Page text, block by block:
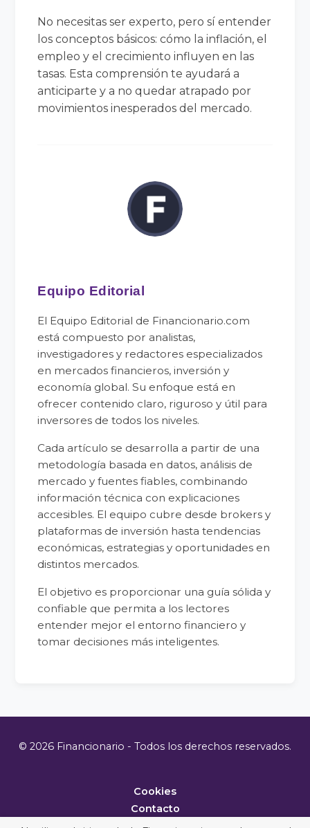
No necesitas ser experto, pero sí entender
los conceptos básicos: cómo la inflación, el
empleo y el crecimiento influyen en las
tasas. Esta comprensión te ayudará a
anticiparte y a no quedar atrapado por
movimientos inesperados del mercado.
Equipo Editorial
El Equipo Editorial de Financionario.com
está compuesto por analistas,
investigadores y redactores especializados
en mercados financieros, inversión y
economía global. Su enfoque está en
ofrecer contenido claro, riguroso y útil para
inversores de todos los niveles.
Cada artículo se desarrolla a partir de una
metodología basada en datos, análisis de
mercado y fuentes fiables, combinando
información técnica con explicaciones
accesibles. El equipo cubre desde brokers y
plataformas de inversión hasta tendencias
económicas, estrategias y oportunidades en
distintos mercados.
El objetivo es proporcionar una guía sólida y
confiable que permita a los lectores
entender mejor el entorno financiero y
tomar decisiones más inteligentes.
© 2026 Financionario - Todos los derechos reservados.
Cookies
Contacto